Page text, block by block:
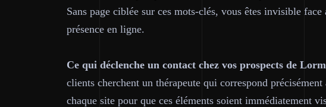
Sans page ciblée sur ces mots-clés, vous êtes invisible
présence en ligne.
Ce qui déclenche un contact chez vos prospects de
clients cherchent un thérapeute qui correspond
chaque site pour que ces éléments soient immédiatement